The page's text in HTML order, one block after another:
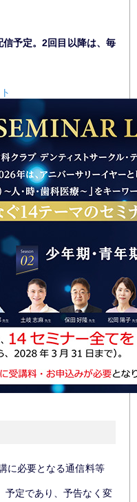
予定。2回目以降は、毎
に必要となる通信料等
予定であり、予告なく変